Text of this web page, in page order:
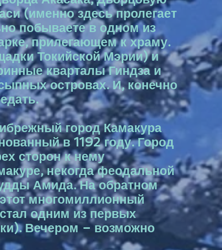
(именно здесь пролегает
побываете в одном из
прилегающем к храму.
Токийской Мэрии) и
кварталы Гиндза и
островах. И, конечно
город Камакура
в 1192 году. Город
сторон к нему
некогда феодальной
Амида. На обратном
многомиллионный
одним из первых
Вечером – возможно